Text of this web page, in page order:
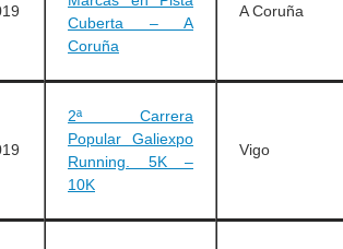
Cuberta – A
Coruña
A Coruña
2ª Carrera
Popular Galiexpo
Running. 5K –
10K
Vigo